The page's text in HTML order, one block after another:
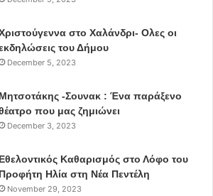
Τζόγια
Σιώνας
Γούσιος
Quartet
στο Χαλάνδρι- Ολες οι
του Δήμου
December 5, 2023
Μητσοτάκης -Σουνακ : Ένα παράξενο
που μας ζημιώνει
December 3, 2023
Εθελοντικός Καθαρισμός στο Λόφο του
Προφήτη Ηλία στη Νέα Πεντέλη
November 29, 2023